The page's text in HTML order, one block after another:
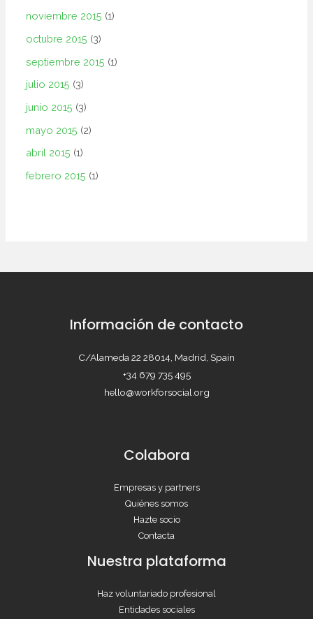
noviembre 2015 (1)
octubre 2015 (3)
septiembre 2015 (1)
julio 2015 (3)
junio 2015 (3)
mayo 2015 (2)
abril 2015 (1)
febrero 2015 (1)
Información de contacto
C/Alameda 22 28014, Madrid, Spain
+34 679 735 495
hello@workforsocial.org
Colabora
Empresas y partners
Quiénes somos
Hazte socio
Contacta
Nuestra plataforma
Haz voluntariado profesional
Entidades sociales